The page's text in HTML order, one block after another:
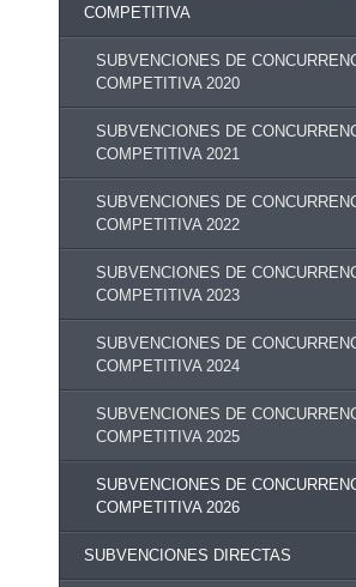
COMPETITIVA
SUBVENCIONES DE
COMPETITIVA 2020
SUBVENCIONES DE
COMPETITIVA 2021
SUBVENCIONES DE
COMPETITIVA 2022
SUBVENCIONES DE
COMPETITIVA 2023
SUBVENCIONES DE
COMPETITIVA 2024
SUBVENCIONES DE
COMPETITIVA 2025
SUBVENCIONES DE
COMPETITIVA 2026
SUBVENCIONES DIRECTAS